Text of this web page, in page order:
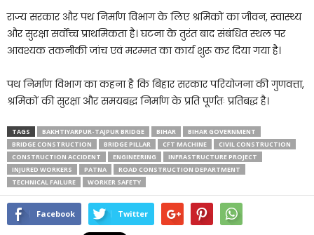
राज्य सरकार और पथ निर्माण विभाग के लिए श्रमिकों का जीवन, स्वास्थ्य
और सुरक्षा सर्वोच्च प्राथमिकता है। घटना के तुरंत बाद संबंधित स्थल पर
आवश्यक तकनीकी जांच एवं मरम्मत का कार्य शुरू कर दिया गया है।
पथ निर्माण विभाग का कहना है कि बिहार सरकार परियोजना की गुणवत्ता,
श्रमिकों की सुरक्षा और समयबद्ध निर्माण के प्रति पूर्णतः प्रतिबद्ध है।
TAGS BAKHTIYARPUR-TAJPUR BRIDGE BIHAR
BIHAR GOVERNMENT
BRIDGE CONSTRUCTION
BRIDGE PILLAR CFT MACHINE
CIVIL CONSTRUCTION
CONSTRUCTION ACCIDENT
ENGINEERING
INFRASTRUCTURE PROJECT
INJURED WORKERS
PATNA
ROAD CONSTRUCTION DEPARTMENT
TECHNICAL FAILURE
WORKER SAFETY
Facebook Twitter